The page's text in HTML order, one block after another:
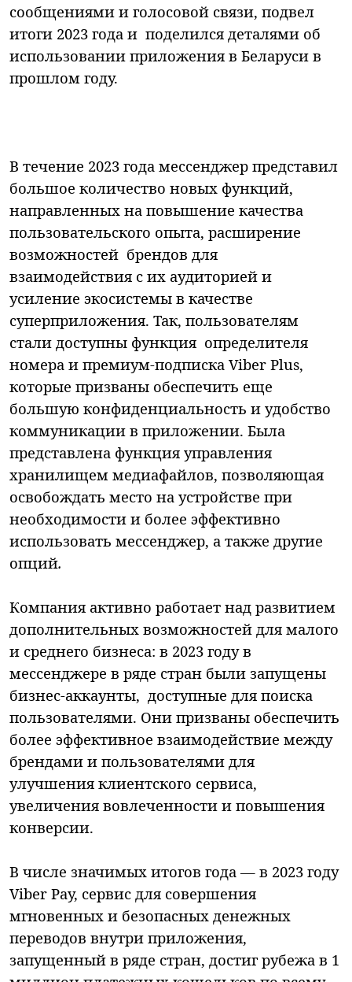
сообщениями и голосовой связи, подвел
итоги 2023 года и поделился деталями об
использовании приложения в Беларуси в
прошлом году.
В течение 2023 года мессенджер представил
большое количество новых функций,
направленных на повышение качества
пользовательского опыта, расширение
возможностей брендов для
взаимодействия с их аудиторией и
усиление экосистемы в качестве
суперприложения. Так, пользователям
стали доступны функция определителя
номера и премиум-подписка Viber Plus,
которые призваны обеспечить еще
большую конфиденциальность и удобство
коммуникации в приложении. Была
представлена функция управления
хранилищем медиафайлов, позволяющая
освобождать место на устройстве при
необходимости и более эффективно
использовать мессенджер, а также другие
опций.
Компания активно работает над развитием
дополнительных возможностей для малого
и среднего бизнеса: в 2023 году в
мессенджере в ряде стран были запущены
бизнес-аккаунты, доступные для поиска
пользователями. Они призваны обеспечить
более эффективное взаимодействие между
брендами и пользователями для
улучшения клиентского сервиса,
увеличения вовлеченности и повышения
конверсии.
В числе значимых итогов года — в 2023 году
Viber Pay, сервис для совершения
мгновенных и безопасных денежных
переводов внутри приложения,
запущенный в ряде стран, достиг рубежа в 1